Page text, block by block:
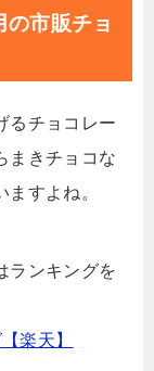
の市販チョ
るチョコレー
まきチョコな
すよね。
ランキングを
楽天】